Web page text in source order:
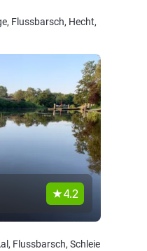
Flussbarsch, Hecht,
4.2
Flussbarsch, Schleie